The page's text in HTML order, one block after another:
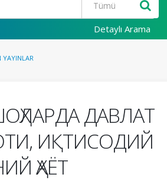
Detaylı Arama
YAYINLAR
ДАВЛАТ
ИҚТИСОДИЙ
ҲАЁТ